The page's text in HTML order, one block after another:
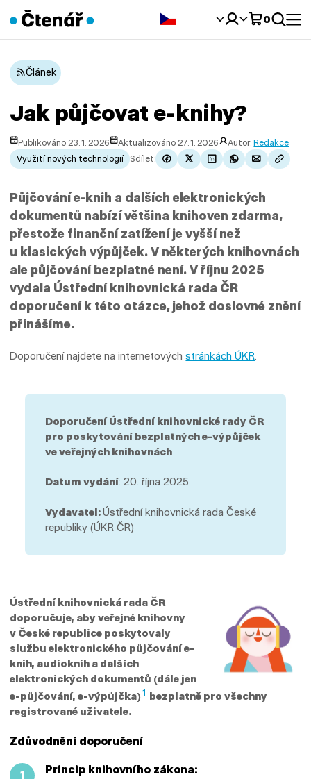
0
Článek
Jak půjčovat e-knihy?
Publikováno 23. 1. 2026 Aktualizováno 27. 1. 2026 Autor:Redakce
Využití nových technologií
Sdílet:
Půjčování e-knih a dalších elektronických
dokumentů nabízí většina knihoven zdarma,
přestože finanční zatížení je vyšší než
u klasických výpůjček. V některých knihovnách
ale půjčování bezplatné není. V říjnu 2025
vydala Ústřední knihovnická rada ČR
doporučení k této otázce, jehož doslovné znění
přinášíme.
Doporučení najdete na internetovýchstránkách ÚKR
Doporučení Ústřední knihovnické rady ČR
pro poskytování bezplatných e-výpůjček
ve veřejných knihovnách
Datum vydání: 20. října 2025
Vydavatel:Ústřední knihovnická rada České
republiky (ÚKR ČR)
Ústřední knihovnická rada ČR
doporučuje, aby veřejné knihovny
v České republice poskytovaly
službu elektronického půjčování e-
knih, audioknih a dalších
elektronických dokumentů (dále jen
e-půjčování, e-výpůjčka) 1 bezplatně pro všechny
registrované uživatele.
Zdůvodnění doporučení
Princip knihovního zákona: